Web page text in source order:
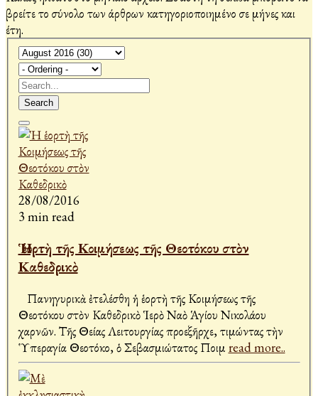
βρείτε το σύνολο των άρθρων κατηγοριοποιημένο σε μήνες και
έτη.
Search
28/08/2016
3 min read
Ἡ ἑορτὴ τῆς Κοιμήσεως τῆς Θεοτόκου στὸν
Καθεδρικὸ
Πανηγυρικὰ ἐτελέσθη ἡ ἑορτὴ τῆς Κοιμήσεως τῆς
Θεοτόκου στὸν Καθεδρικὸ Ἱερὸ Ναὸ Ἁγίου Νικολάου
Ἀχαρνῶν. Τῆς Θείας Λειτουργίας προεξῆρχε, τιμώντας τὴν
Ὑπεραγία Θεοτόκο, ὁ Σεβασμιώτατος Ποιμ read more..